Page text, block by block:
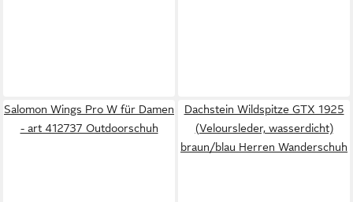
Salomon Wings Pro W für Damen
- art 412737 Outdoorschuh
Dachstein Wildspitze GTX 1925
(Veloursleder, wasserdicht)
braun/blau Herren Wanderschuh